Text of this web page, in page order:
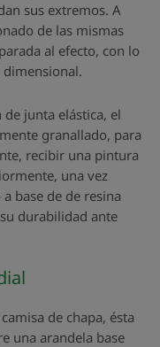
sus extremos. A
de las mismas
al efecto, con lo
de junta elástica, el
granallado, para
recibir una pintura
una vez
base de de resina
durabilidad ante
de chapa, ésta
una arandela base